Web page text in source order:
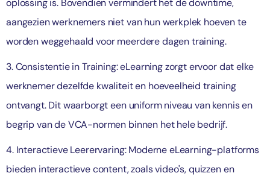
oplossing is. Bovendien vermindert het de downtime,
aangezien werknemers niet van hun werkplek hoeven te
worden weggehaald voor meerdere dagen training.
3. Consistentie in Training: eLearning zorgt ervoor dat elke
werknemer dezelfde kwaliteit en hoeveelheid training
ontvangt. Dit waarborgt een uniform niveau van kennis en
begrip van de VCA-normen binnen het hele bedrijf.
4. Interactieve Leerervaring: Moderne eLearning-platforms
bieden interactieve content, zoals video's, quizzen en